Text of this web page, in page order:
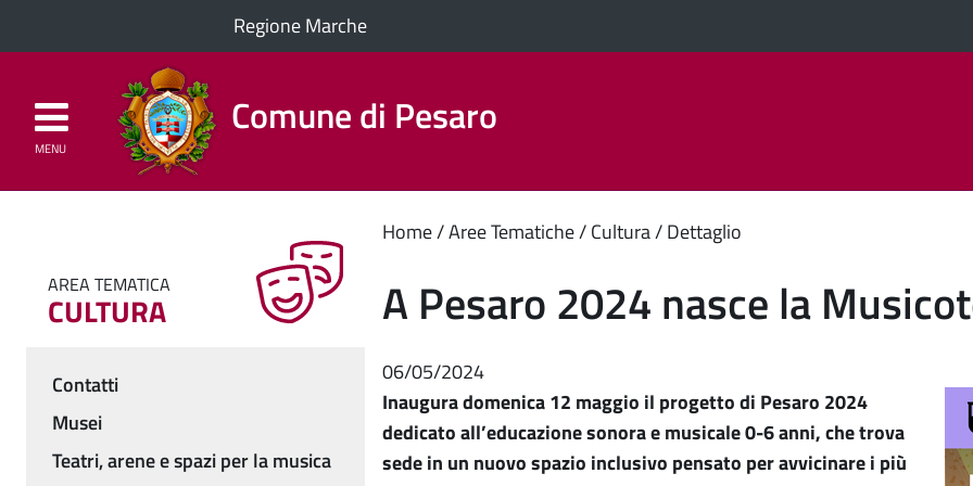
Regione Marche
Comune di Pesaro
MENU
Contenuto
principale
Home Aree Tematiche Cultura Dettaglio
A Pesaro 2024 nasce la
06/05/2024
Inaugura domenica 12 maggio il progetto di Pesaro 2024
dedicato all’educazione sonora e musicale 0-6 anni, che trova
sede in un nuovo spazio inclusivo pensato per avvicinare i più
AREA TEMATICA
CULTURA
Menu
Contatti
Musei
Teatri, arene e spazi per la musica